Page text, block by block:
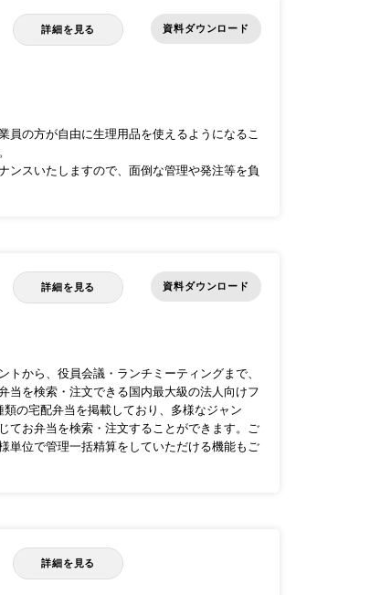
詳細を見る 資料ダウンロード
員の方が自由に生理用品を使えるようになるこ
ンスいたしますので、面倒な管理や発注等を負
詳細を見る 資料ダウンロード
トから、役員会議・ランチミーティングまで、
当を検索・注文できる国内最大級の法人向けフ
の宅配弁当を掲載しており、多様なジャン
てお弁当を検索・注文することができます。ご
単位で管理一括精算をしていただける機能もご
詳細を見る